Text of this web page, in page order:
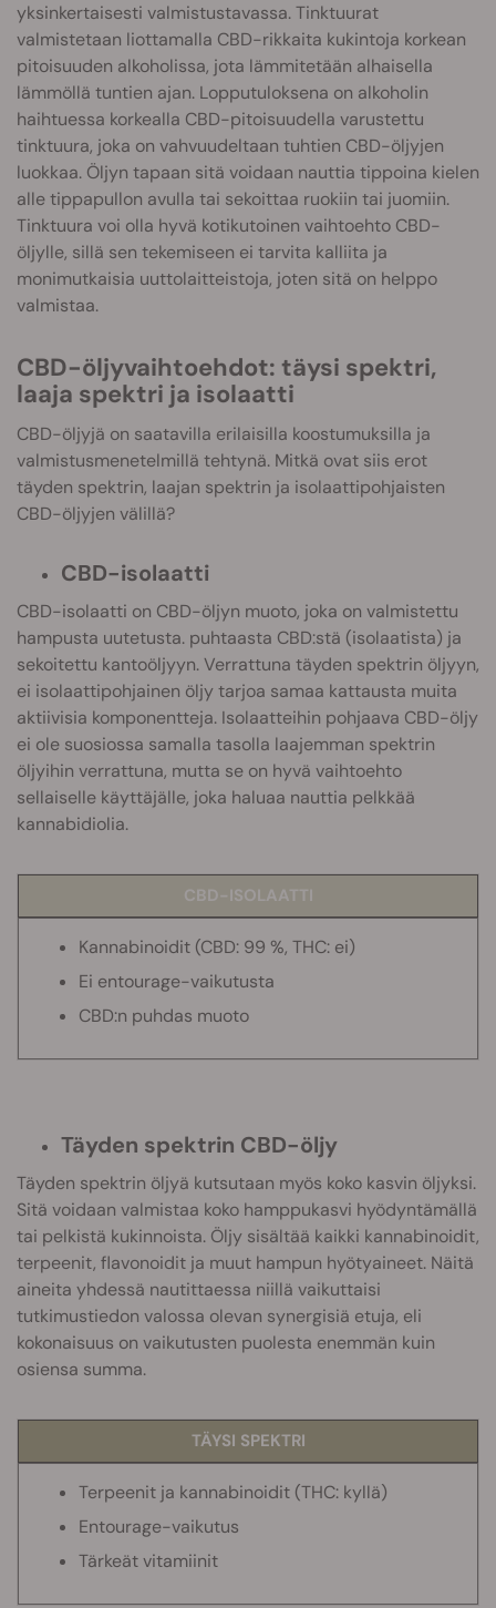
yksinkertaisesti valmistustavassa. Tinktuurat
valmistetaan liottamalla CBD-rikkaita kukintoja korkean
pitoisuuden alkoholissa, jota lämmitetään alhaisella
lämmöllä tuntien ajan. Lopputuloksena on alkoholin
haihtuessa korkealla CBD-pitoisuudella varustettu
tinktuura, joka on vahvuudeltaan tuhtien CBD-öljyjen
luokkaa. Öljyn tapaan sitä voidaan nauttia tippoina kielen
alle tippapullon avulla tai sekoittaa ruokiin tai juomiin.
Tinktuura voi olla hyvä kotikutoinen vaihtoehto CBD-
öljylle, sillä sen tekemiseen ei tarvita kalliita ja
monimutkaisia uuttolaitteistoja, joten sitä on helppo
valmistaa.
CBD-öljyvaihtoehdot: täysi spektri,
laaja spektri ja isolaatti
CBD-öljyjä on saatavilla erilaisilla koostumuksilla ja
valmistusmenetelmillä tehtynä. Mitkä ovat siis erot
täyden spektrin, laajan spektrin ja isolaattipohjaisten
CBD-öljyjen välillä?
CBD-isolaatti
CBD-isolaatti on CBD-öljyn muoto, joka on valmistettu
hampusta uutetusta. puhtaasta CBD:stä (isolaatista) ja
sekoitettu kantoöljyyn. Verrattuna täyden spektrin öljyyn,
ei isolaattipohjainen öljy tarjoa samaa kattausta muita
aktiivisia komponentteja. Isolaatteihin pohjaava CBD-öljy
ei ole suosiossa samalla tasolla laajemman spektrin
öljyihin verrattuna, mutta se on hyvä vaihtoehto
sellaiselle käyttäjälle, joka haluaa nauttia pelkkää
kannabidiolia.
CBD-ISOLAATTI
Kannabinoidit (CBD: 99 %, THC: ei)
Ei entourage-vaikutusta
CBD:n puhdas muoto
Täyden spektrin CBD-öljy
Täyden spektrin öljyä kutsutaan myös koko kasvin öljyksi.
Sitä voidaan valmistaa koko hamppukasvi hyödyntämällä
tai pelkistä kukinnoista. Öljy sisältää kaikki kannabinoidit,
terpeenit, flavonoidit ja muut hampun hyötyaineet. Näitä
aineita yhdessä nautittaessa niillä vaikuttaisi
tutkimustiedon valossa olevan synergisiä etuja, eli
kokonaisuus on vaikutusten puolesta enemmän kuin
osiensa summa.
TÄYSI SPEKTRI
Terpeenit ja kannabinoidit (THC: kyllä)
Entourage-vaikutus
Tärkeät vitamiinit